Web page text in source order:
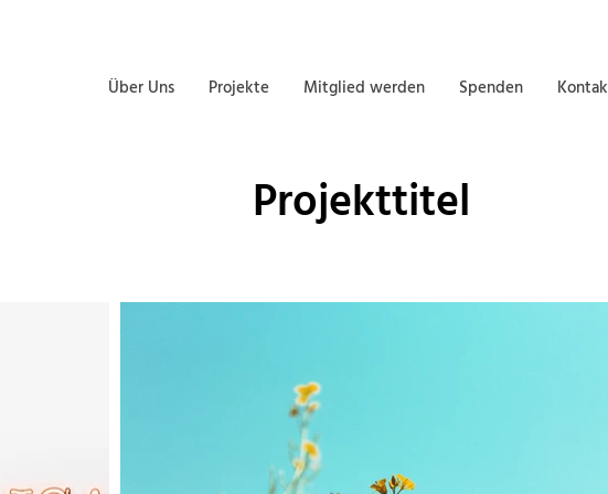
Über Uns Projekte Mitglied werden Spenden
Projekttitel